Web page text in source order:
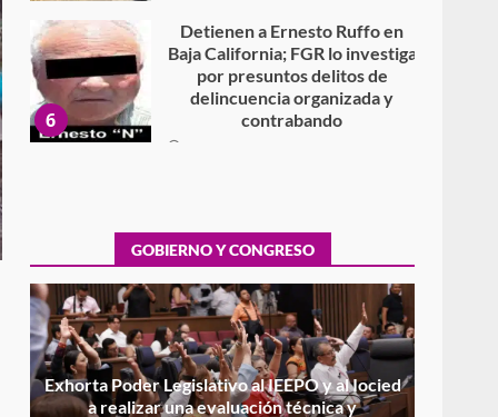
6
Detienen a Ernesto Ruffo en
Baja California; FGR lo investiga
por presuntos delitos de
delincuencia organizada y
contrabando
7
26 junio 2026
1
Exhorta Poder Legislativo al
IEEPO y al Iocied a realizar una
evaluación técnica y
estructural integral de las
instalaciones de la Escuela
GOBIERNO Y CONGRESO